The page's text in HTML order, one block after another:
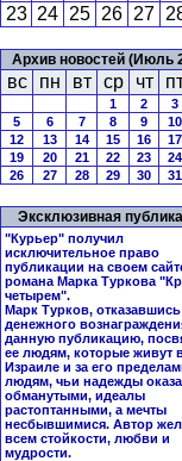
23 24 25 26 27
Архив новостей (Июль
вс пн вт ср чт
1 2 3
5
6 7 8 9 10
12
13 14 15 16 17
19
20 21 22 23 24
26
27 28 29 30 31
Эксклюзивная
"Курьер" получил
исключительное право
публикации на своем
романа Марка Туркова "
четырем".
Марк Турков, отказавшись
денежного
данную публикацию,
ее людям, которые живут
Израиле и за его
людям, чьи надежды
обманутыми, идеалы
растоптанными, а мечты
несбывшимися. Автор
всем стойкости, любви и
мудрости.